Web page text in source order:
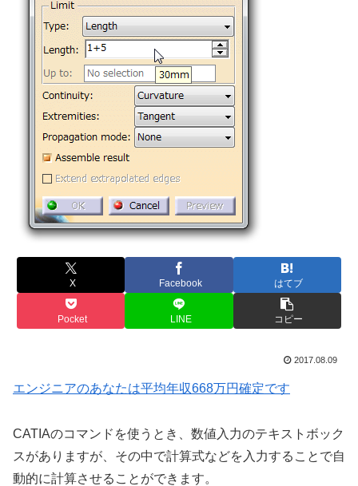
X Facebook はてブ
Pocket LINE コピー
2017.08.09
エンジニアのあなたは平均年収668万円確定です
CATIAのコマンドを使うとき、数値入力のテキストボック
スがありますが、その中で計算式などを入力することで自
動的に計算させることができます。